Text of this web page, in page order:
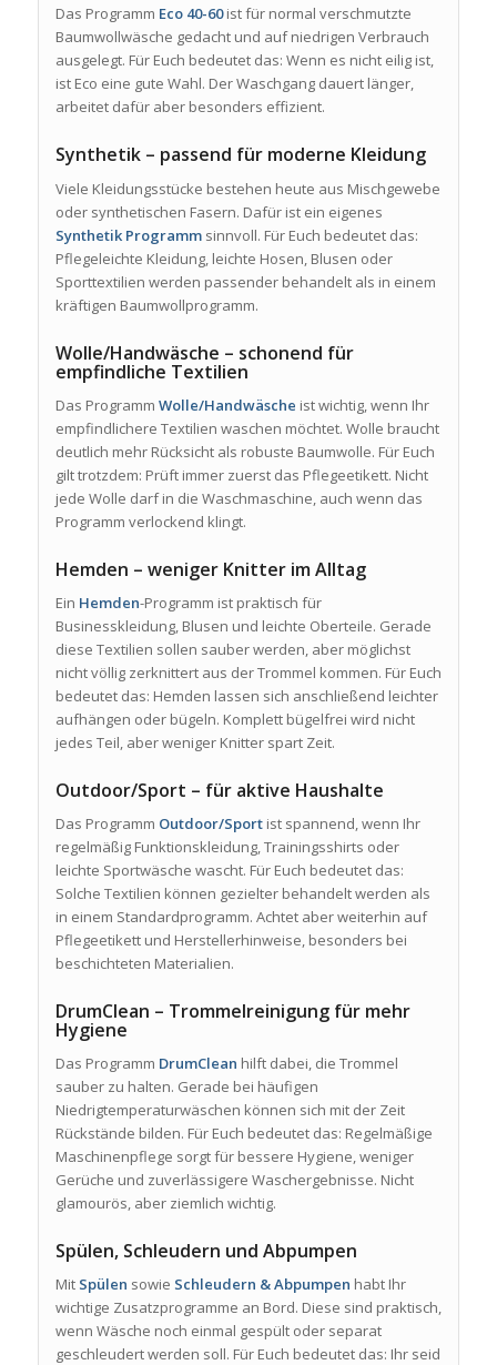
Das Programm Eco 40-60ist für normal verschmutzte
Baumwollwäsche gedacht und auf niedrigen Verbrauch
ausgelegt. Für Euch bedeutet das: Wenn es nicht eilig ist,
ist Eco eine gute Wahl. Der Waschgang dauert länger,
arbeitet dafür aber besonders effizient.
Synthetik – passend für moderne Kleidung
Viele Kleidungsstücke bestehen heute aus Mischgewebe
oder synthetischen Fasern. Dafür ist ein eigenes
Synthetik Programmsinnvoll. Für Euch bedeutet das:
Pflegeleichte Kleidung, leichte Hosen, Blusen oder
Sporttextilien werden passender behandelt als in einem
kräftigen Baumwollprogramm.
Wolle/Handwäsche – schonend für
empfindliche Textilien
Das Programm Wolle/Handwäsche ist wichtig, wenn Ihr
empfindlichere Textilien waschen möchtet. Wolle braucht
deutlich mehr Rücksicht als robuste Baumwolle. Für Euch
gilt trotzdem: Prüft immer zuerst das Pflegeetikett. Nicht
jede Wolle darf in die Waschmaschine, auch wenn das
Programm verlockend klingt.
Hemden – weniger Knitter im Alltag
Ein Hemden-Programm ist praktisch für
Businesskleidung, Blusen und leichte Oberteile. Gerade
diese Textilien sollen sauber werden, aber möglichst
nicht völlig zerknittert aus der Trommel kommen. Für Euch
bedeutet das: Hemden lassen sich anschließend leichter
aufhängen oder bügeln. Komplett bügelfrei wird nicht
jedes Teil, aber weniger Knitter spart Zeit.
Outdoor/Sport – für aktive Haushalte
Das Programm Outdoor/Sportist spannend, wenn Ihr
regelmäßig Funktionskleidung, Trainingsshirts oder
leichte Sportwäsche wascht. Für Euch bedeutet das:
Solche Textilien können gezielter behandelt werden als
in einem Standardprogramm. Achtet aber weiterhin auf
Pflegeetikett und Herstellerhinweise, besonders bei
beschichteten Materialien.
DrumClean – Trommelreinigung für mehr
Hygiene
Das Programm DrumClean hilft dabei, die Trommel
sauber zu halten. Gerade bei häufigen
Niedrigtemperaturwäschen können sich mit der Zeit
Rückstände bilden. Für Euch bedeutet das: Regelmäßige
Maschinenpflege sorgt für bessere Hygiene, weniger
Gerüche und zuverlässigere Waschergebnisse. Nicht
glamourös, aber ziemlich wichtig.
Spülen, Schleudern und Abpumpen
Mit Spülen sowie Schleudern & Abpumpen habt Ihr
wichtige Zusatzprogramme an Bord. Diese sind praktisch,
wenn Wäsche noch einmal gespült oder separat
geschleudert werden soll. Für Euch bedeutet das: Ihr seid